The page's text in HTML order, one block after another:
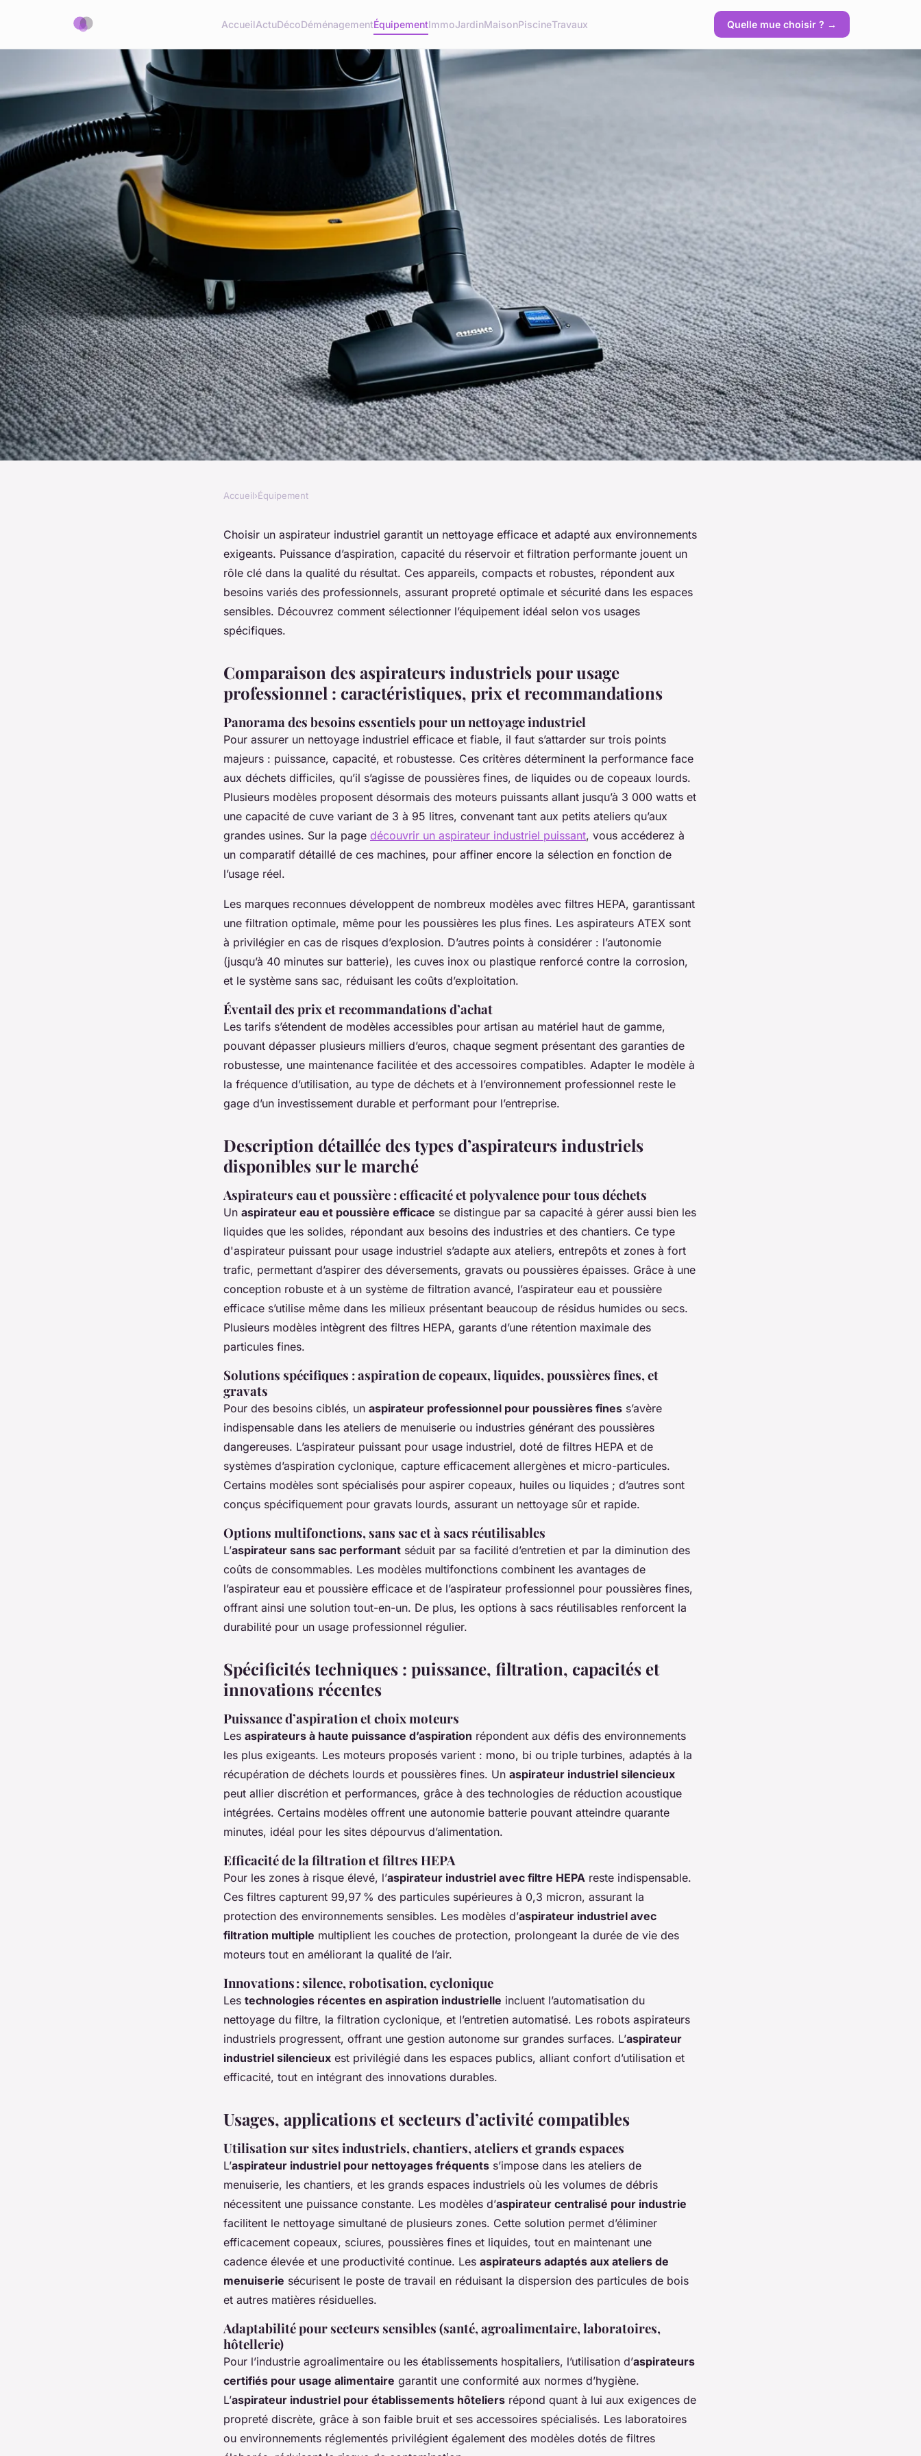
AccueilActuDécoDéménagementÉquipementImmoJardinMaisonPiscineTravaux Quelle mue choisir ? →
Aspirateur industriel : le choix pour
un nettoyage performant
Accueil›Équipement
Choisir un aspirateur industriel garantit un nettoyage efficace et adapté aux environnements
exigeants. Puissance d’aspiration, capacité du réservoir et filtration performante jouent un
rôle clé dans la qualité du résultat. Ces appareils, compacts et robustes, répondent aux
besoins variés des professionnels, assurant propreté optimale et sécurité dans les espaces
sensibles. Découvrez comment sélectionner l’équipement idéal selon vos usages
spécifiques.
Comparaison des aspirateurs industriels pour usage
professionnel : caractéristiques, prix et recommandations
Panorama des besoins essentiels pour un nettoyage industriel
Pour assurer un nettoyage industriel efficace et fiable, il faut s’attarder sur trois points
majeurs : puissance, capacité, et robustesse. Ces critères déterminent la performance face
aux déchets difficiles, qu’il s’agisse de poussières fines, de liquides ou de copeaux lourds.
Plusieurs modèles proposent désormais des moteurs puissants allant jusqu’à 3 000 watts et
une capacité de cuve variant de 3 à 95 litres, convenant tant aux petits ateliers qu’aux
grandes usines. Sur la page découvrir un aspirateur industriel puissant, vous accéderez à
un comparatif détaillé de ces machines, pour affiner encore la sélection en fonction de
l’usage réel.
Les marques reconnues développent de nombreux modèles avec filtres HEPA, garantissant
une filtration optimale, même pour les poussières les plus fines. Les aspirateurs ATEX sont
à privilégier en cas de risques d’explosion. D’autres points à considérer : l’autonomie
(jusqu’à 40 minutes sur batterie), les cuves inox ou plastique renforcé contre la corrosion,
et le système sans sac, réduisant les coûts d’exploitation.
Éventail des prix et recommandations d’achat
Les tarifs s’étendent de modèles accessibles pour artisan au matériel haut de gamme,
pouvant dépasser plusieurs milliers d’euros, chaque segment présentant des garanties de
robustesse, une maintenance facilitée et des accessoires compatibles. Adapter le modèle à
la fréquence d’utilisation, au type de déchets et à l’environnement professionnel reste le
gage d’un investissement durable et performant pour l’entreprise.
Description détaillée des types d’aspirateurs industriels
disponibles sur le marché
Aspirateurs eau et poussière : efficacité et polyvalence pour tous déchets
Un aspirateur eau et poussière efficace se distingue par sa capacité à gérer aussi bien les
liquides que les solides, répondant aux besoins des industries et des chantiers. Ce type
d'aspirateur puissant pour usage industriel s’adapte aux ateliers, entrepôts et zones à fort
trafic, permettant d’aspirer des déversements, gravats ou poussières épaisses. Grâce à une
conception robuste et à un système de filtration avancé, l’aspirateur eau et poussière
efficace s’utilise même dans les milieux présentant beaucoup de résidus humides ou secs.
Plusieurs modèles intègrent des filtres HEPA, garants d’une rétention maximale des
particules fines.
Solutions spécifiques : aspiration de copeaux, liquides, poussières fines, et
gravats
Pour des besoins ciblés, un aspirateur professionnel pour poussières fines s’avère
indispensable dans les ateliers de menuiserie ou industries générant des poussières
dangereuses. L’aspirateur puissant pour usage industriel, doté de filtres HEPA et de
systèmes d’aspiration cyclonique, capture efficacement allergènes et micro-particules.
Certains modèles sont spécialisés pour aspirer copeaux, huiles ou liquides ; d’autres sont
conçus spécifiquement pour gravats lourds, assurant un nettoyage sûr et rapide.
Options multifonctions, sans sac et à sacs réutilisables
L’aspirateur sans sac performant séduit par sa facilité d’entretien et par la diminution des
coûts de consommables. Les modèles multifonctions combinent les avantages de
l’aspirateur eau et poussière efficace et de l’aspirateur professionnel pour poussières fines,
offrant ainsi une solution tout-en-un. De plus, les options à sacs réutilisables renforcent la
durabilité pour un usage professionnel régulier.
Spécificités techniques : puissance, filtration, capacités et
innovations récentes
Puissance d’aspiration et choix moteurs
Les aspirateurs à haute puissance d’aspiration répondent aux défis des environnements
les plus exigeants. Les moteurs proposés varient : mono, bi ou triple turbines, adaptés à la
récupération de déchets lourds et poussières fines. Un aspirateur industriel silencieux
peut allier discrétion et performances, grâce à des technologies de réduction acoustique
intégrées. Certains modèles offrent une autonomie batterie pouvant atteindre quarante
minutes, idéal pour les sites dépourvus d’alimentation.
Efficacité de la filtration et filtres HEPA
Pour les zones à risque élevé, l’aspirateur industriel avec filtre HEPA reste indispensable.
Ces filtres capturent 99,97 % des particules supérieures à 0,3 micron, assurant la
protection des environnements sensibles. Les modèles d’aspirateur industriel avec
filtration multiple multiplient les couches de protection, prolongeant la durée de vie des
moteurs tout en améliorant la qualité de l’air.
Innovations : silence, robotisation, cyclonique
Les technologies récentes en aspiration industrielle incluent l’automatisation du
nettoyage du filtre, la filtration cyclonique, et l’entretien automatisé. Les robots aspirateurs
industriels progressent, offrant une gestion autonome sur grandes surfaces. L’aspirateur
industriel silencieux est privilégié dans les espaces publics, alliant confort d’utilisation et
efficacité, tout en intégrant des innovations durables.
Usages, applications et secteurs d’activité compatibles
Utilisation sur sites industriels, chantiers, ateliers et grands espaces
L’aspirateur industriel pour nettoyages fréquents s’impose dans les ateliers de
menuiserie, les chantiers, et les grands espaces industriels où les volumes de débris
nécessitent une puissance constante. Les modèles d’aspirateur centralisé pour industrie
facilitent le nettoyage simultané de plusieurs zones. Cette solution permet d’éliminer
efficacement copeaux, sciures, poussières fines et liquides, tout en maintenant une
cadence élevée et une productivité continue. Les aspirateurs adaptés aux ateliers de
menuiserie sécurisent le poste de travail en réduisant la dispersion des particules de bois
et autres matières résiduelles.
Adaptabilité pour secteurs sensibles (santé, agroalimentaire, laboratoires,
hôtellerie)
Pour l’industrie agroalimentaire ou les établissements hospitaliers, l’utilisation d’aspirateurs
certifiés pour usage alimentaire garantit une conformité aux normes d’hygiène.
L’aspirateur industriel pour établissements hôteliers répond quant à lui aux exigences de
propreté discrète, grâce à son faible bruit et ses accessoires spécialisés. Les laboratoires
ou environnements réglementés privilégient également des modèles dotés de filtres